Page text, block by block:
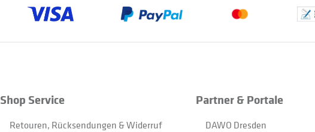
Shop Service
Retouren, Rücksendungen & Widerruf
Partner & Portale
DAWO Dresden